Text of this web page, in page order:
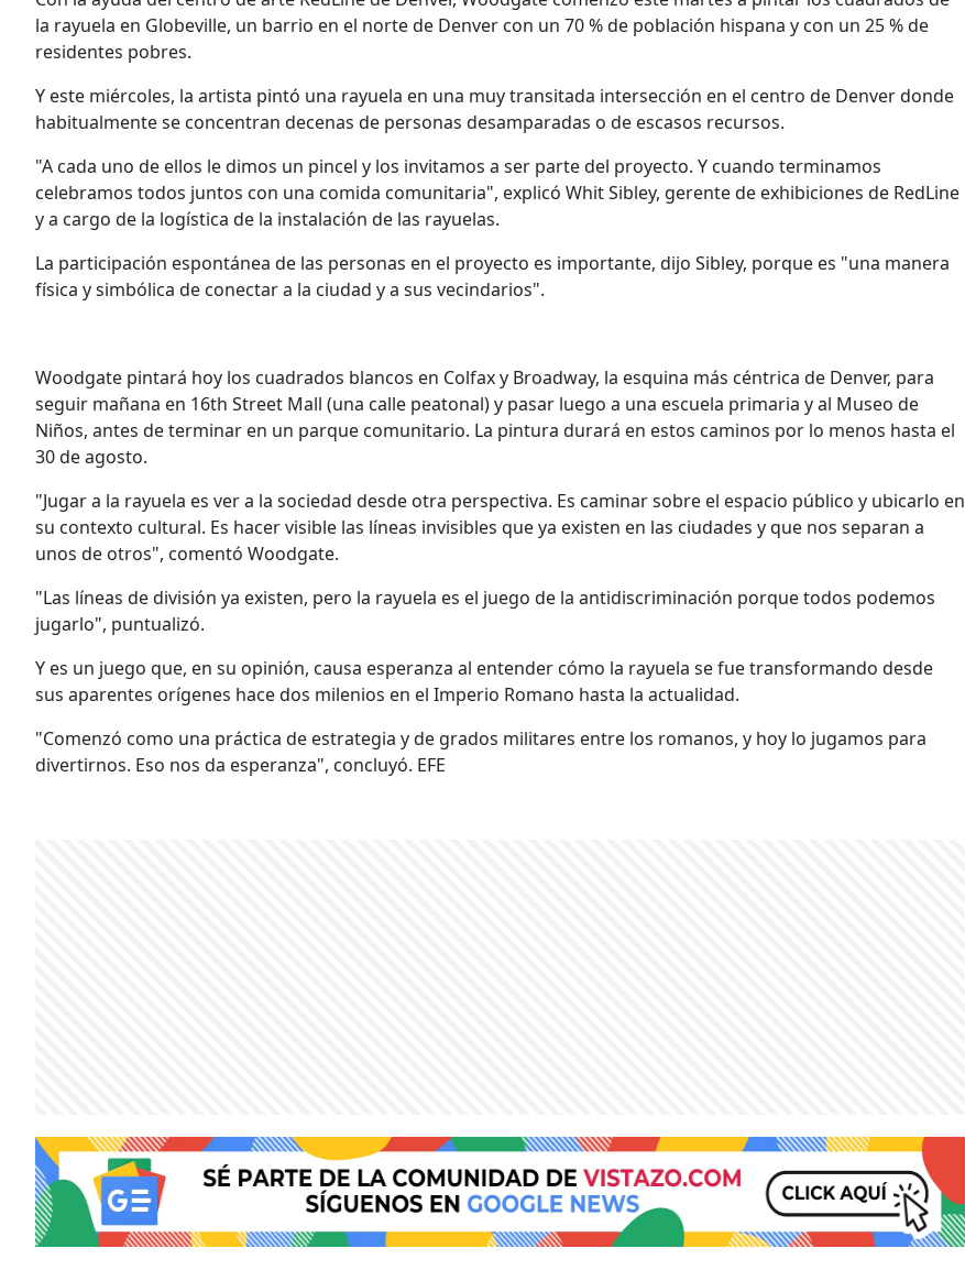
la rayuela en Globeville, un barrio en el norte de Denver con un 70 % de población hispana y con un 25 % de
residentes pobres.
Y este miércoles, la artista pintó una rayuela en una muy transitada intersección en el centro de Denver donde
habitualmente se concentran decenas de personas desamparadas o de escasos recursos.
"A cada uno de ellos le dimos un pincel y los invitamos a ser parte del proyecto. Y cuando terminamos
celebramos todos juntos con una comida comunitaria", explicó Whit Sibley, gerente de exhibiciones de RedLine
y a cargo de la logística de la instalación de las rayuelas.
La participación espontánea de las personas en el proyecto es importante, dijo Sibley, porque es "una manera
física y simbólica de conectar a la ciudad y a sus vecindarios".
Woodgate pintará hoy los cuadrados blancos en Colfax y Broadway, la esquina más céntrica de Denver, para
seguir mañana en 16th Street Mall (una calle peatonal) y pasar luego a una escuela primaria y al Museo de
Niños, antes de terminar en un parque comunitario. La pintura durará en estos caminos por lo menos hasta el
30 de agosto.
"Jugar a la rayuela es ver a la sociedad desde otra perspectiva. Es caminar sobre el espacio público y ubicarlo en
su contexto cultural. Es hacer visible las líneas invisibles que ya existen en las ciudades y que nos separan a
unos de otros", comentó Woodgate.
"Las líneas de división ya existen, pero la rayuela es el juego de la antidiscriminación porque todos podemos
jugarlo", puntualizó.
Y es un juego que, en su opinión, causa esperanza al entender cómo la rayuela se fue transformando desde
sus aparentes orígenes hace dos milenios en el Imperio Romano hasta la actualidad.
"Comenzó como una práctica de estrategia y de grados militares entre los romanos, y hoy lo jugamos para
divertirnos. Eso nos da esperanza", concluyó. EFE